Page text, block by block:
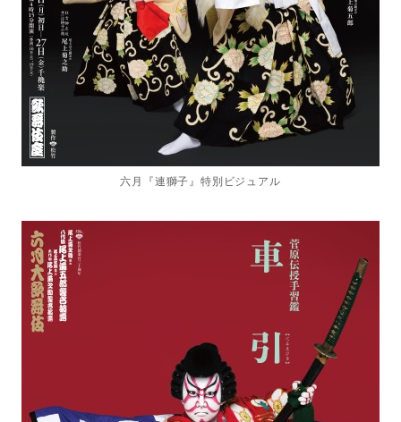
六月『連獅子』特別ビジュアル